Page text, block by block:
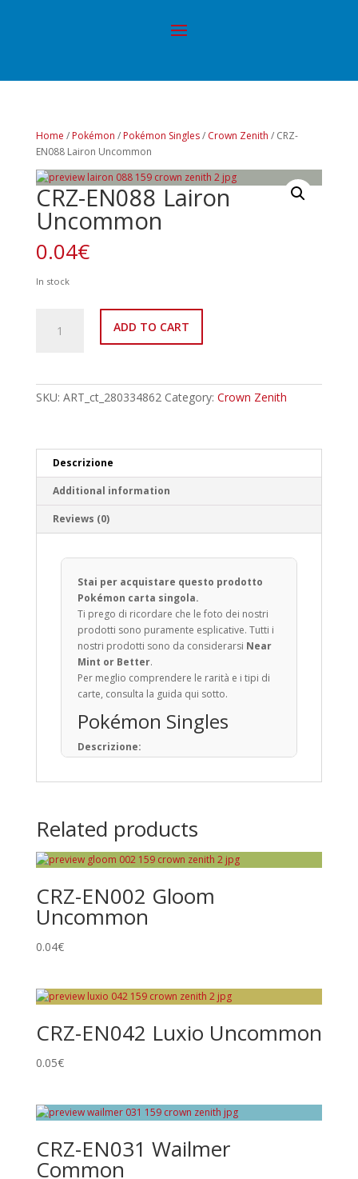
Home / Pokémon / Pokémon Singles/ Crown Zenith / CRZ-
EN088 Lairon Uncommon
CRZ-EN088 Lairon
Uncommon
0.04€
In stock
EN088
ADD TO CART
SKU: ART_ct_280334862 Category: Crown Zenith
Descrizione
Additional information
Reviews (0)
Stai per acquistare questo prodotto
Pokémon carta singola.
Ti prego di ricordare che le foto dei nostri
prodotti sono puramente esplicative. Tutti i
nostri prodotti sono da considerarsi Near
Mint or Better.
Per meglio comprendere le rarità e i tipi di
carte, consulta la guida qui sotto.
Pokémon Singles
Descrizione:
giapponese: ポケモンカードゲーム) è un
Pokémon.
Pubblicato per la prima volta in Giappone
nell’ottobre del 1996, ad oggi sono state
Pokémon in 13 lingue, distribuite in 76 paesi
e regioni.
Rarità principali
Uncommon
Holo Cards
tranne l’illustrazione. Non modifica rarità o
Related products
CRZ-EN002 Gloom
Uncommon
0.04€
CRZ-EN042 Luxio Uncommon
0.05€
CRZ-EN031 Wailmer
Common